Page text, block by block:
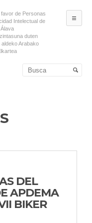
de Personas
Intelectual de
Álava
duten
aldeko Arabako
secundario
DEL
APDEMA
BIKER